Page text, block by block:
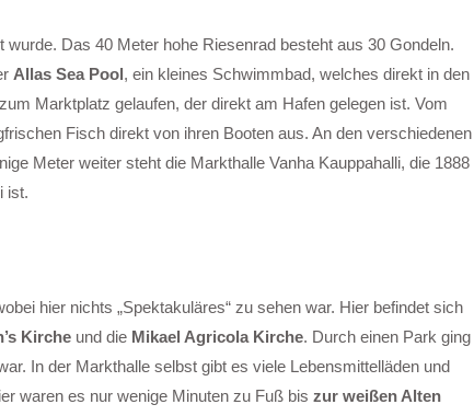
wurde. Das 40 Meter hohe Riesenrad besteht aus 30 Gondeln.
Allas Sea Pool, ein kleines Schwimmbad, welches direkt in den
Marktplatz gelaufen, der direkt am Hafen gelegen ist. Vom
Fisch direkt von ihren Booten aus. An den verschiedenen
Meter weiter steht die Markthalle Vanha Kauppahalli, die 1888
ist.
hier nichts „Spektakuläres“ zu sehen war. Hier befindet sich
Kircheund die Mikael Agricola Kirche. Durch einen Park ging
In der Markthalle selbst gibt es viele Lebensmittelläden und
waren es nur wenige Minuten zu Fuß bis zur weißen Alten